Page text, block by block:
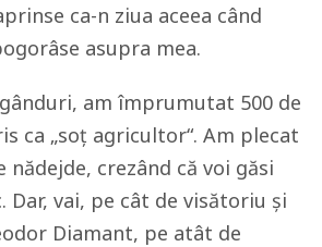
ca-n ziua aceea când
asupra mea.
am împrumutat 500 de
ca „soț agricultor“. Am plecat
nădejde, crezând că voi găsi
Dar, vai, pe cât de visătoriu şi
Diamant, pe atât de